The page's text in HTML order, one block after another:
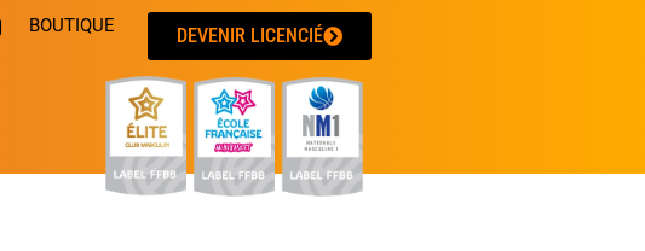
BOUTIQUE DEVENIR LICENCIÉ